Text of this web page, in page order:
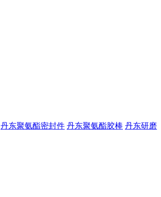
丹东聚氨酯密封件 丹东聚氨酯胶棒 丹东研磨